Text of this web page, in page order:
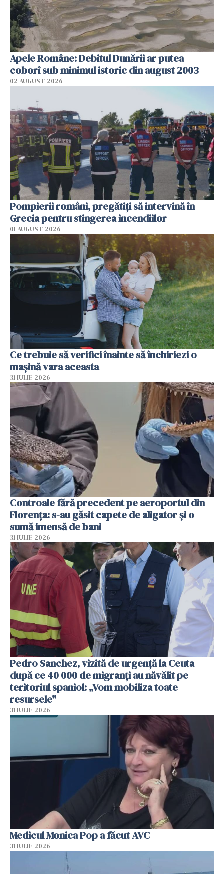
Apele Române: Debitul Dunării ar putea
coborî sub minimul istoric din august 2003
02 AUGUST 2026
Pompierii români, pregătiţi să intervină în
Grecia pentru stingerea incendiilor
01 AUGUST 2026
Ce trebuie să verifici înainte să închiriezi o
mașină vara aceasta
31 IULIE 2026
Controale fără precedent pe aeroportul din
Florența: s-au găsit capete de aligator și o
sumă imensă de bani
31 IULIE 2026
Pedro Sanchez, vizită de urgență la Ceuta
după ce 40 000 de migranți au năvălit pe
teritoriul spaniol: „Vom mobiliza toate
resursele"
31 IULIE 2026
Medicul Monica Pop a făcut AVC
31 IULIE 2026